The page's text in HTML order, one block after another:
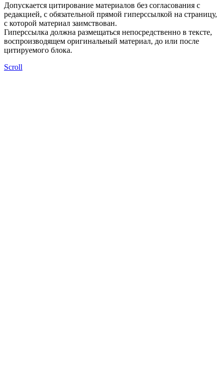
Допускается цитирование материалов без согласования с
редакцией, с обязательной прямой гиперссылкой на страницу,
с которой материал заимствован.
Гиперссылка должна размещаться непосредственно в тексте,
воспроизводящем оригинальный материал, до или после
цитируемого блока.
Scroll